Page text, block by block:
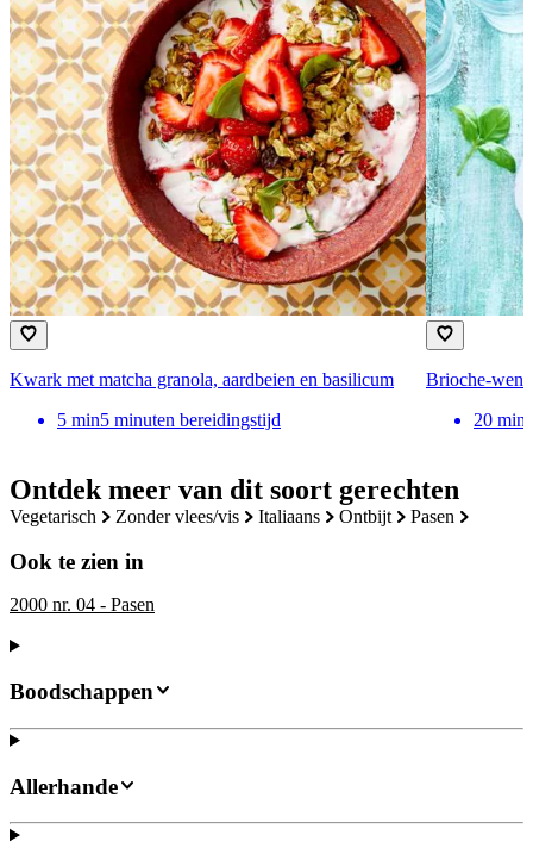
Ontdek meer van dit soort gerechten
vegetarisch zonder vlees/vis italiaans ontbijt pasen
Ook te zien in
2000 nr. 04 - Pasen
Kwark met matcha granola, aardbeien en basilicum
5 min5 minuten bereidingstijd
Brioche-
20 min
Boodschappen
Allerhande